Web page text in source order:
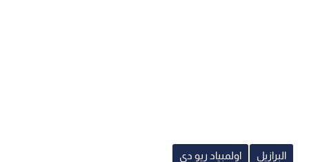
البرازيل اولمبياد ريو دي